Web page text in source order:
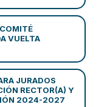
VUELTA
JURADOS
RECTOR(A) Y
2024-2027